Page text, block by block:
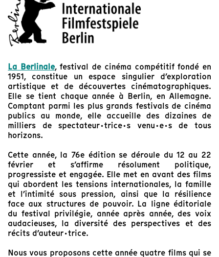
La Berlinale, festival de cinéma compétitif fondé en
1951, constitue un espace singulier d’exploration
artistique et de découvertes cinématographiques.
Elle se tient chaque année à Berlin, en Allemagne.
Comptant parmi les plus grands festivals de cinéma
publics au monde, elle accueille des dizaines de
milliers de spectateur·trice·s venu·e·s de tous
horizons.
Cette année, la 76e édition se déroule du 12 au 22
février et s’affirme résolument politique,
progressiste et engagée. Elle met en avant des films
qui abordent les tensions internationales, la famille
et l’intimité sous pression, ainsi que la résilience
face aux structures de pouvoir. La ligne éditoriale
du festival privilégie, année après année, des voix
audacieuses, la diversité des perspectives et des
récits d’auteur·trice.
Nous vous proposons cette année quatre films qui se